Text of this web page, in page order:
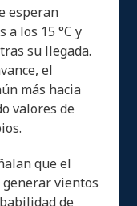
esperan
los 15 °C y
su llegada.
el
más hacia
valores de
que el
vientos
de